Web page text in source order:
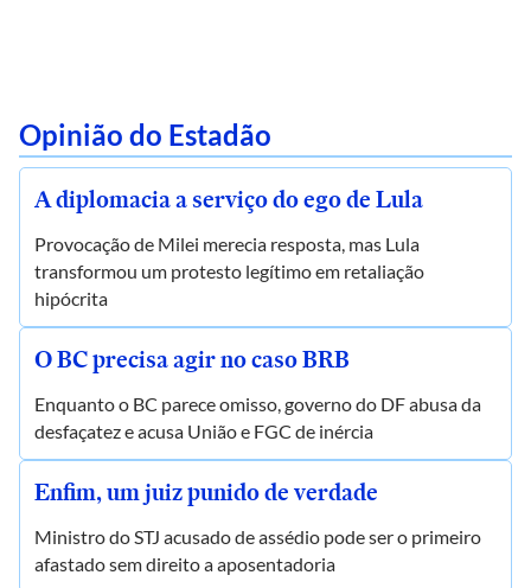
Opinião do Estadão
A diplomacia a serviço do ego de Lula
Provocação de Milei merecia resposta, mas Lula
transformou um protesto legítimo em retaliação
hipócrita
O BC precisa agir no caso BRB
Enquanto o BC parece omisso, governo do DF abusa da
desfaçatez e acusa União e FGC de inércia
Enfim, um juiz punido de verdade
Ministro do STJ acusado de assédio pode ser o primeiro
afastado sem direito a aposentadoria